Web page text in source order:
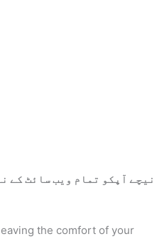
نیچے آپکو تمام ویب سائٹ کے
the comfort of your